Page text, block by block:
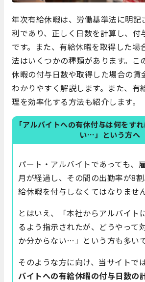
年次有給休暇は、労働基準法に明記
利であり、正しく日数を計算し、付
です。また、有給休暇を取得した場
法はいくつかの種類があります。こ
休暇の付与日数や取得した場合の賃
わかりやすく解説します。また、有
理を効率化する方法も紹介します。
「アルバイトへの有休付与は何をす
い…」という方へ
パート・アルバイトであっても、
月が経過し、その間の出勤率が8
給休暇を付与しなくてはなりません
とはいえ、「本社からアルバイト
るよう指示されたが、どうやって
か分からない…」という方も多い
そのような方に向け、当サイトで
バイトへの有給休暇の付与日数の